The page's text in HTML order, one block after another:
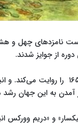
نامزدهای چهل و
«گرگ‌ران» داستانی در
آمدن به این جهان رشد